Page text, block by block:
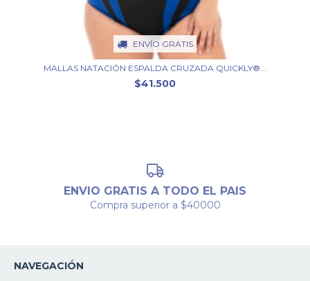
ENVÍO GRATIS
MALLAS NATACIÓN ESPALDA CRUZADA QUICKLY®...
$41.500
ENVIO GRATIS A TODO EL PAIS
Compra superior a $40000
NAVEGACIÓN